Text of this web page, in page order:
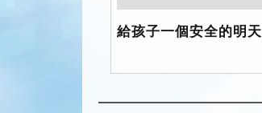
給孩子一個安全的明天